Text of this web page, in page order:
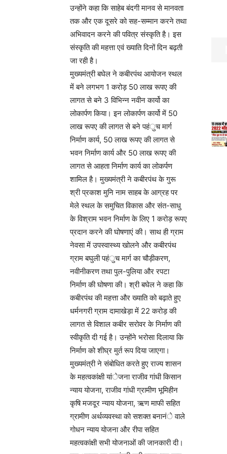
उन्होंने कहा कि साहेब बंदगी मानव से मानवता
तक और एक दूसरे को सह-सम्मान करने तथा
अभिवादन करने की पवित्र संस्कृति है। इस
संस्कृति की महत्ता एवं ख्याति दिनों दिन बढ़ती
जा रही है।
मुख्यमंत्री बघेल ने कबीरपंथ आयोजन स्थल
में बने लगभग 1 करोड़ 50 लाख रूपए की
लागत से बने 3 विभिन्न नवीन कार्यो का
लोकार्पण किया। इन लोकार्पण कार्यो में 50
लाख रूपए की लागत से बने पहंुच मार्ग
निर्माण कार्य, 50 लाख रूपए की लागत से
भवन निर्माण कार्य और 50 लाख रूपए की
लागत से आहता निर्माण कार्य का लोकर्पण
शामिल है। मुख्यमंत्री ने कबीरपंथ के गुरू
श्री प्रकाश मुनि नाम साहब के आग्रह पर
मेले स्थल के समुचित विकास और संत-साधु
के विश्राम भवन निर्माण के लिए 1 करोड़ रूपए
प्रदान करने की घोषणाएं की। साथ ही ग्राम
नेवसा में उपस्वास्थ्य खोलने और कबीरपंथ
ग्राम बघुली पहंुच मार्ग का चौड़ीकरण,
नवीनीकरण तथा पुल-पुलिया और रपटा
निर्माण की घोषणा की। श्री बघेल ने कहा कि
कबीरपंथ की महत्ता और ख्याति को बढ़ाते हुए
धर्मनगरी ग्राम दामाखेड़ा में 22 करोड़ की
लागत से विशाल कबीर सरोवर के निर्माण की
स्वीकृति दी गई है। उन्होंने भरोसा दिलाया कि
निर्माण को शीघ्र मुर्त रूप दिया जाएगा।
मुख्यमंत्री ने संबोधित करते हुए राज्य शासन
के महत्वकांक्षी यांेजना राजीव गांधी किसान
न्याय योजना, राजीव गांधी ग्रामीण भूमिहीन
कृषि मजदूर न्याय योजना, ऋण माफी सहित
ग्रामीण अर्थव्यवस्था को सशक्त बनानंे वाले
गोधन न्याय योजना और रीपा सहित
महत्वकांक्षी सभी योजनाओं की जानकारी दी।